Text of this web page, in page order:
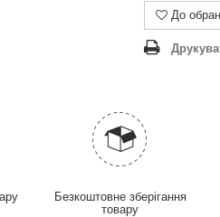
До
Безкоштовне зберігання
товару